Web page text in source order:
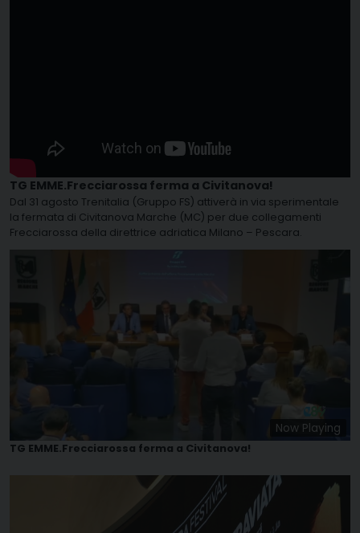
TG EMME.Frecciarossa ferma a Civitanova!
Dal 31 agosto Trenitalia (Gruppo FS) attiverà in via sperimentale
la fermata di Civitanova Marche (MC) per due collegamenti
Frecciarossa della direttrice adriatica Milano – Pescara.
Now Playing
TG EMME.Frecciarossa ferma a Civitanova!